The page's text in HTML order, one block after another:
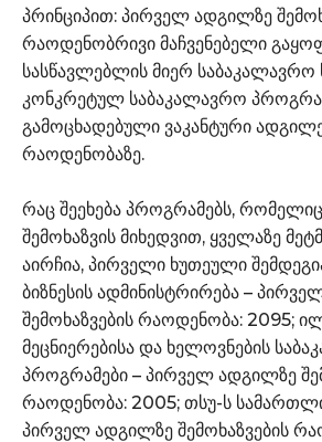
პრინციპით: პირველ ადგილზე
რაოდენობრივი მაჩვენებელი
სასწავლებლის მიერ საბაკალავრო
კონკრეტულ საბაკალავრო
გამოცხადებული ვაკანტური
რაოდენობაზე.
რაც შეეხება პროგრამებს,
შემოხაზვის მიხედვით, ყველაზე
აირჩია, პირველი ხუთეული
ბიზნესის ადმინისტრირება –
შემოხაზვების რაოდენობა: 2095;
მეცნიერებისა და ხელოვნების
პროგრამები – პირველ ადგილზე
რაოდენობა: 2005; თსუ-ს
პირველ ადგილზე შემოხაზვების